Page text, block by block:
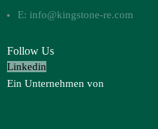
E: info@kingstone-re.com
Follow Us
Linkedin
Ein Unternehmen von